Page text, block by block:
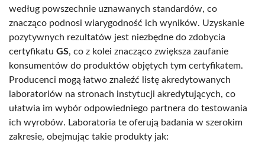
według powszechnie uznawanych standardów, co
znacząco podnosi wiarygodność ich wyników. Uzyskanie
pozytywnych rezultatów jest niezbędne do zdobycia
certyfikatu GS, co z kolei znacząco zwiększa zaufanie
konsumentów do produktów objętych tym certyfikatem.
Producenci mogą łatwo znaleźć listę akredytowanych
laboratoriów na stronach instytucji akredytujących, co
ułatwia im wybór odpowiedniego partnera do testowania
ich wyrobów. Laboratoria te oferują badania w szerokim
zakresie, obejmując takie produkty jak: